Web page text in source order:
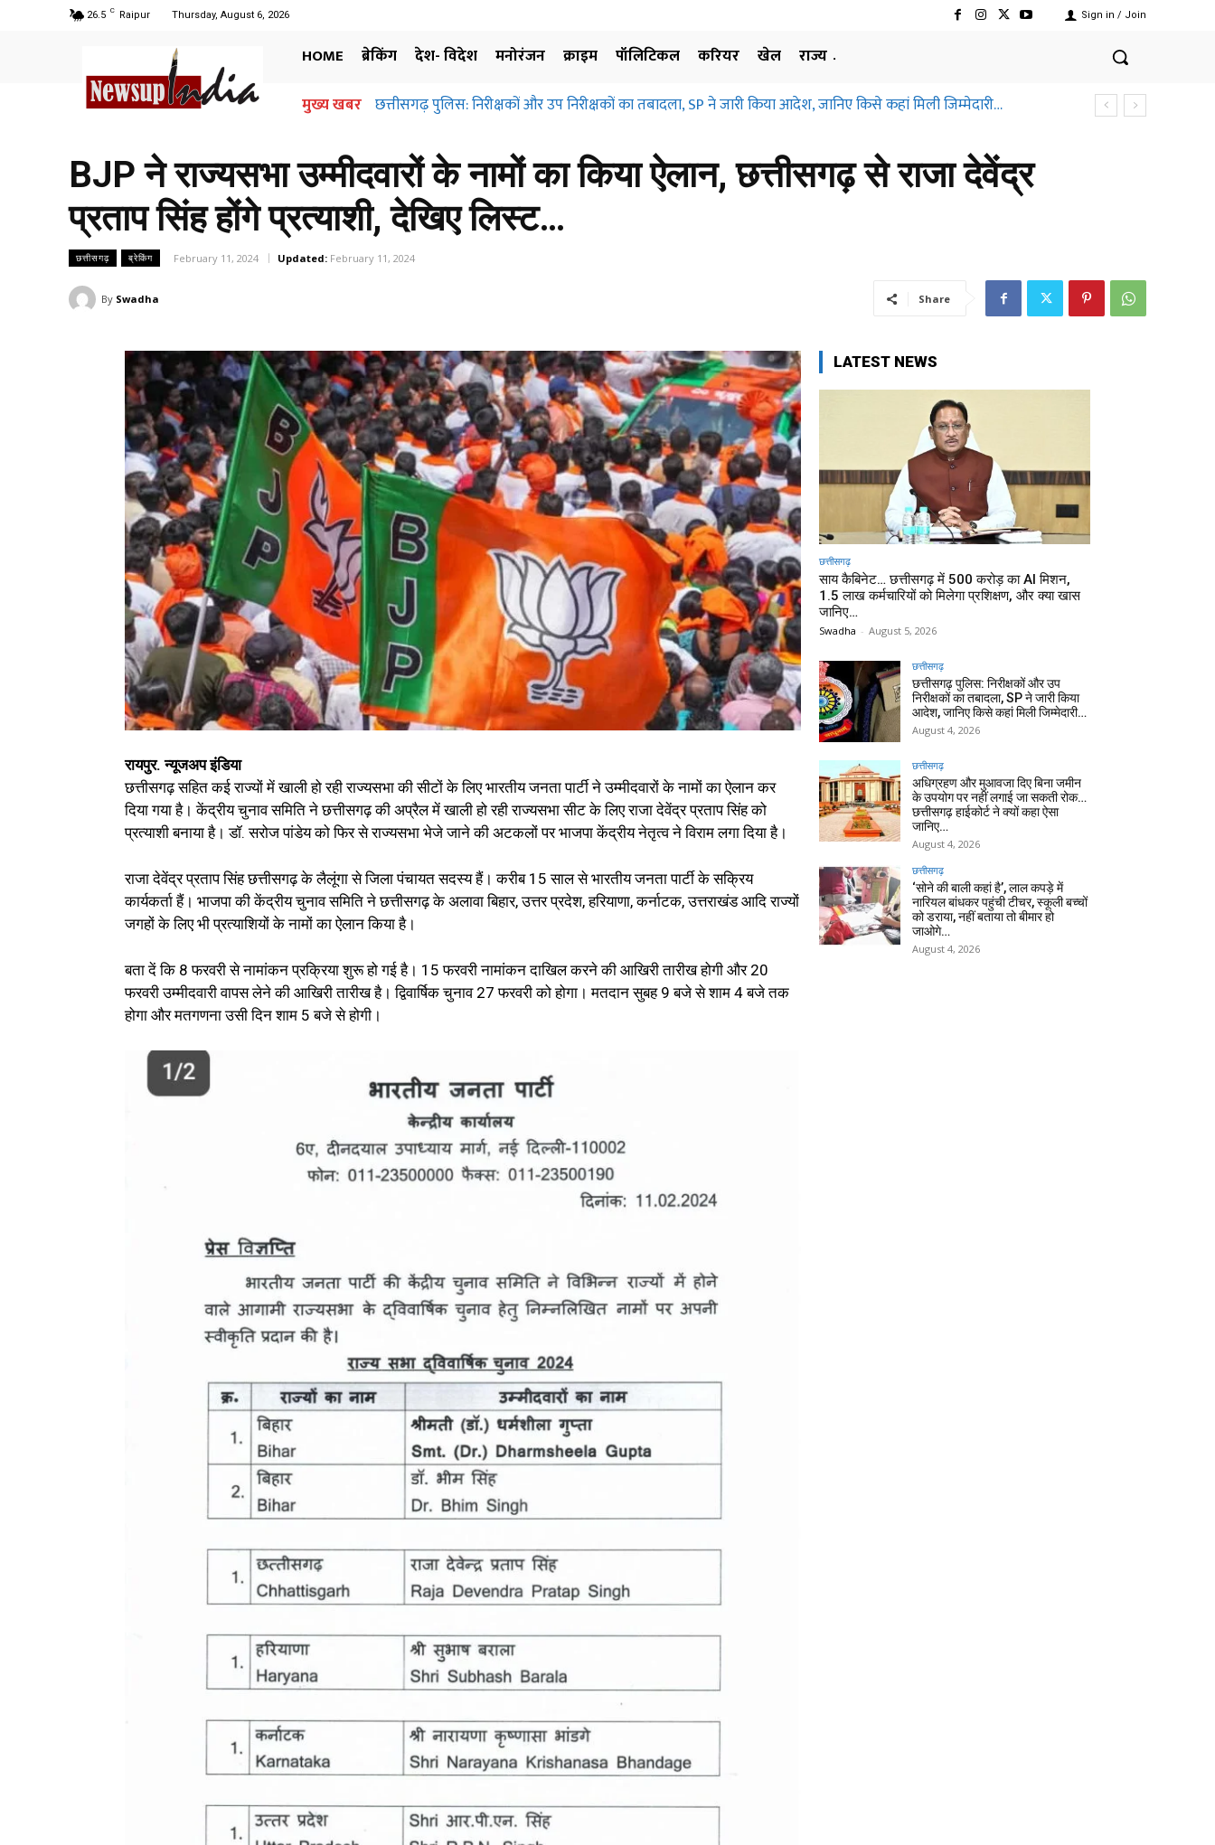
26.5 C Raipur Thursday, August 6, 2026 Sign in / Join
HOME ब्रेकिंग देश- विदेश मनोरंजन क्राइम पॉलिटिकल करियर खेल
राज्य
मुख्य खबर छत्तीसगढ़ पुलिस: निरीक्षकों और उप निरीक्षकों का तबादला, SP ने जारी किया आदेश, जानिए किसे कहां मिली जिम्मेदारी…
अधिग्रहण और मुआवजा दिए बिना जमीन के उपयोग पर नहीं लगाई जा सकती रोक… छत्तीसगढ़ हाईकोर्ट ने क्यों कहा ऐसा
BJP ने राज्यसभा उम्मीदवारों के नामों का किया ऐलान, छत्तीसगढ़ से राजा देवेंद्र
प्रताप सिंह होंगे प्रत्याशी, देखिए लिस्ट…
छत्तीसगढ़ ब्रेकिंग February 11, 2024 Updated: February 11, 2024
By Swadha Share
रायपुर. न्यूजअप इंडिया
छत्तीसगढ़ सहित कई राज्यों में खाली हो रही राज्यसभा की सीटों के लिए भारतीय जनता पार्टी ने उम्मीदवारों के नामों का ऐलान कर
दिया गया है। केंद्रीय चुनाव समिति ने छत्तीसगढ़ की अप्रैल में खाली हो रही राज्यसभा सीट के लिए राजा देवेंद्र प्रताप सिंह को
प्रत्याशी बनाया है। डॉ. सरोज पांडेय को फिर से राज्यसभा भेजे जाने की अटकलों पर भाजपा केंद्रीय नेतृत्व ने विराम लगा दिया है।
राजा देवेंद्र प्रताप सिंह छत्तीसगढ़ के लैलूंगा से जिला पंचायत सदस्य हैं। करीब 15 साल से भारतीय जनता पार्टी के सक्रिय
कार्यकर्ता हैं। भाजपा की केंद्रीय चुनाव समिति ने छत्तीसगढ़ के अलावा बिहार, उत्तर प्रदेश, हरियाणा, कर्नाटक, उत्तराखंड आदि राज्यों
जगहों के लिए भी प्रत्याशियों के नामों का ऐलान किया है।
बता दें कि 8 फरवरी से नामांकन प्रक्रिया शुरू हो गई है। 15 फरवरी नामांकन दाखिल करने की आखिरी तारीख होगी और 20
फरवरी उम्मीदवारी वापस लेने की आखिरी तारीख है। द्विवार्षिक चुनाव 27 फरवरी को होगा। मतदान सुबह 9 बजे से शाम 4 बजे तक
होगा और मतगणना उसी दिन शाम 5 बजे से होगी।
LATEST NEWS
छत्तीसगढ़
साय कैबिनेट… छत्तीसगढ़ में 500 करोड़ का AI मिशन,
1.5 लाख कर्मचारियों को मिलेगा प्रशिक्षण, और क्या खास
जानिए…
Swadha - August 5, 2026
छत्तीसगढ़
छत्तीसगढ़ पुलिस: निरीक्षकों और उप
निरीक्षकों का तबादला, SP ने जारी किया
आदेश, जानिए किसे कहां मिली जिम्मेदारी…
August 4, 2026
छत्तीसगढ़
अधिग्रहण और मुआवजा दिए बिना जमीन
के उपयोग पर नहीं लगाई जा सकती रोक…
छत्तीसगढ़ हाईकोर्ट ने क्यों कहा ऐसा
जानिए…
August 4, 2026
छत्तीसगढ़
‘सोने की बाली कहां है’, लाल कपड़े में
नारियल बांधकर पहुंची टीचर, स्कूली बच्चों
को डराया, नहीं बताया तो बीमार हो
जाओगे…
August 4, 2026